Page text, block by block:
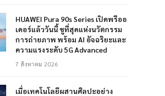
HUAWEI Pura 90s Series เปิดพรีออ
เดอร์แล้ววันนี้ ชูที่สุดแห่งนวัตกรรม
การถ่ายภาพ พร้อม AI อัจฉริยะและ
ความแรงระดับ 5G Advanced
7 สิงหาคม 2026
เมื่อเทคโนโลยีผสานศิลปะอย่าง